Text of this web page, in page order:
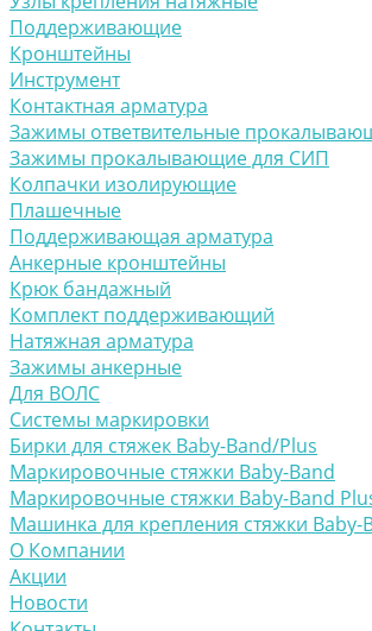
Поддерживающие
Кронштейны
Инструмент
Контактная арматура
Зажимы ответвительные
Зажимы прокалывающие для СИП
Колпачки изолирующие
Плашечные
Поддерживающая арматура
Анкерные кронштейны
Крюк бандажный
Комплект поддерживающий
Натяжная арматура
Зажимы анкерные
Для ВОЛС
Системы маркировки
Бирки для стяжек Baby-Band/Plus
Маркировочные стяжки Baby-Band
Маркировочные стяжки Baby-Band
Машинка для крепления стяжки Baby-
О Компании
Акции
Новости